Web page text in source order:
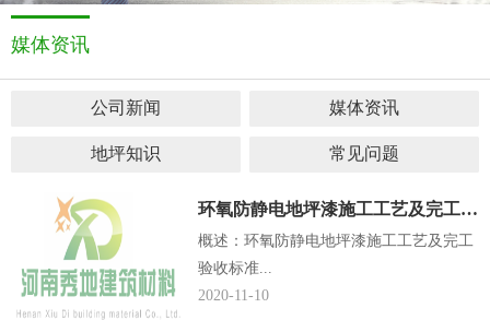
媒体资讯
公司新闻 媒体资讯
地坪知识 常见问题
环氧防静电地坪漆施工工艺及完工验收标准...
概述：环氧防静电地坪漆施工工艺及完工
验收标准...
2020-11-10